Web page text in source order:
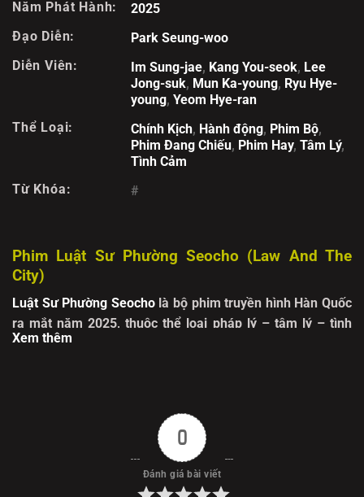
Năm Phát Hành:
2025
Đạo Diễn:
Park Seung-woo
Diễn Viên:
Im Sung-jae, Kang You-seok, Lee
Jong-suk, Mun Ka-young, Ryu Hye-
young, Yeom Hye-ran
Thể Loại:
Chính Kịch, Hành động, Phim Bộ,
Phim Đang Chiếu, Phim Hay, Tâm Lý,
Tình Cảm
Từ Khóa:
#
Phim Luật Sư Phường Seocho (Law And The
City)
Luật Sư Phường Seocholà bộ phim truyền hình Hàn Quốc
ra mắt năm 2025, thuộc thể loại pháp lý – tâm lý – tình
cảm. Bối cảnh phim đặt tại quận Seocho – trái tim của hệ
đầu, mỗi người mang một góc nhìn, niềm tin và vết thương
riêng trong hành trình đi tìm công lý.
Nhân vật trung tâm là Ahn Ju-hyung, luật sư kỳ cựu với tư
Xem thêm
0
Đánh giá bài viết